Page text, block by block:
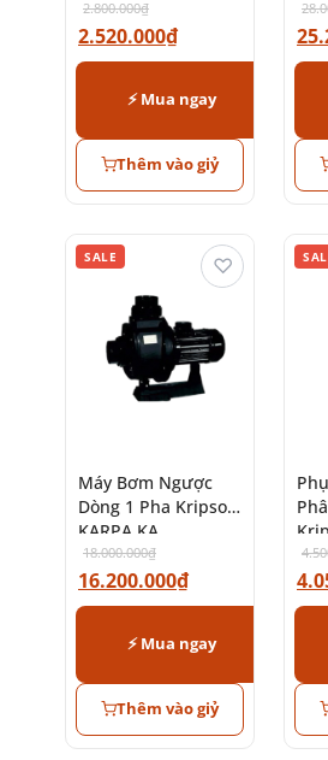
2.800.000₫
2.520.000₫
⚡ Mua ngay
Thêm vào giỷ
SALE
Máy Bơm Ngược
Dòng 1 Pha Kripsol
KARPA KA
18.000.000₫
16.200.000₫
⚡ Mua ngay
Thêm vào giỷ
♡